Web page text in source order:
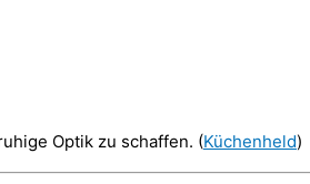
Optik zu schaffen. (Küchenheld)